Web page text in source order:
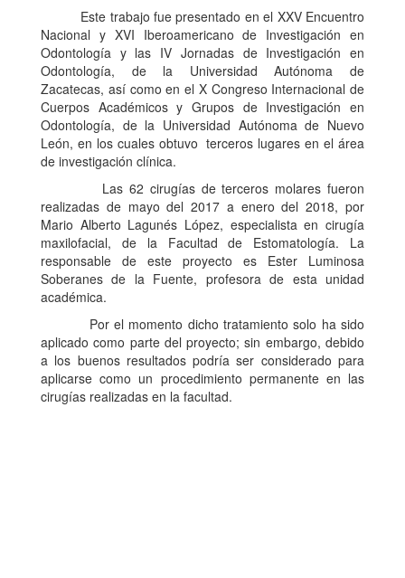
Este trabajo fue presentado en el XXV Encuentro
Nacional y XVI Iberoamericano de Investigación en
Odontología y las IV Jornadas de Investigación en
Odontología, de la Universidad Autónoma de
Zacatecas, así como en el X Congreso Internacional de
Cuerpos Académicos y Grupos de Investigación en
Odontología, de la Universidad Autónoma de Nuevo
León, en los cuales obtuvo terceros lugares en el área
de investigación clínica.
Las 62 cirugías de terceros molares fueron
realizadas de mayo del 2017 a enero del 2018, por
Mario Alberto Lagunés López, especialista en cirugía
maxilofacial, de la Facultad de Estomatología. La
responsable de este proyecto es Ester Luminosa
Soberanes de la Fuente, profesora de esta unidad
académica.
Por el momento dicho tratamiento solo ha sido
aplicado como parte del proyecto; sin embargo, debido
a los buenos resultados podría ser considerado para
aplicarse como un procedimiento permanente en las
cirugías realizadas en la facultad.